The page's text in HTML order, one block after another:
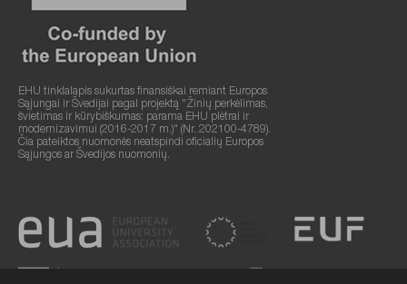
EHU tinklalapis sukurtas finansiškai remiant Europos
Sąjungai ir Švedijai pagal projektą "Žinių perkėlimas,
švietimas ir kūrybiškumas: parama EHU plėtrai ir
modernizavimui (2016-2017 m.)" (Nr. 202100-4789).
Čia pateiktos nuomonės neatspindi oficialių Europos
Sąjungos ar Švedijos nuomonių.